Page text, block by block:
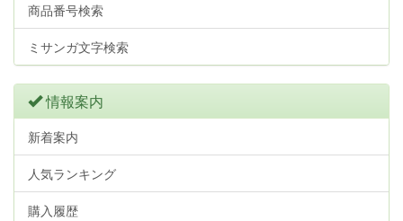
商品番号検索
ミサンガ文字検索
情報案内
新着案内
人気ランキング
購入履歴